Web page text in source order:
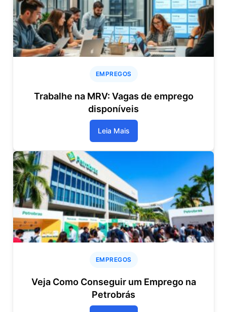
EMPREGOS
Trabalhe na MRV: Vagas de emprego
disponíveis
Leia Mais
EMPREGOS
Veja Como Conseguir um Emprego na
Petrobrás